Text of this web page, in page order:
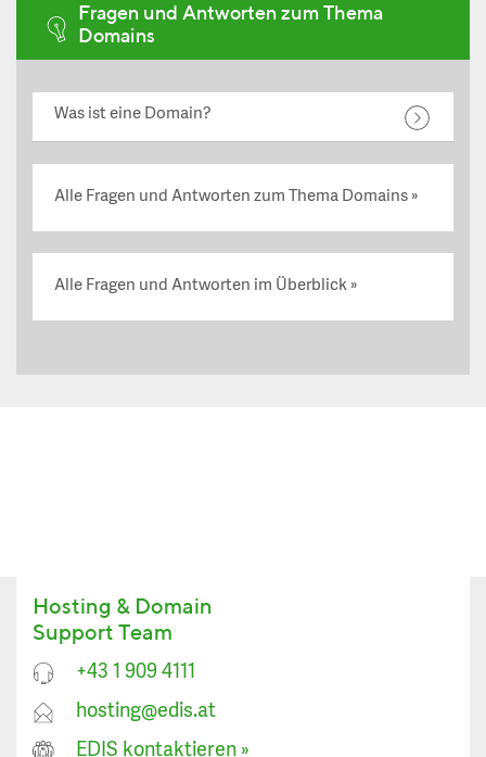
Fragen und Antworten zum Thema
Domains
Was ist eine Domain?
Alle Fragen und Antworten zum Thema Domains
Alle Fragen und Antworten im Überblick
Hosting & Domain
Support Team
+43 1 909 4111
hosting@edis.at
EDIS kontaktieren »